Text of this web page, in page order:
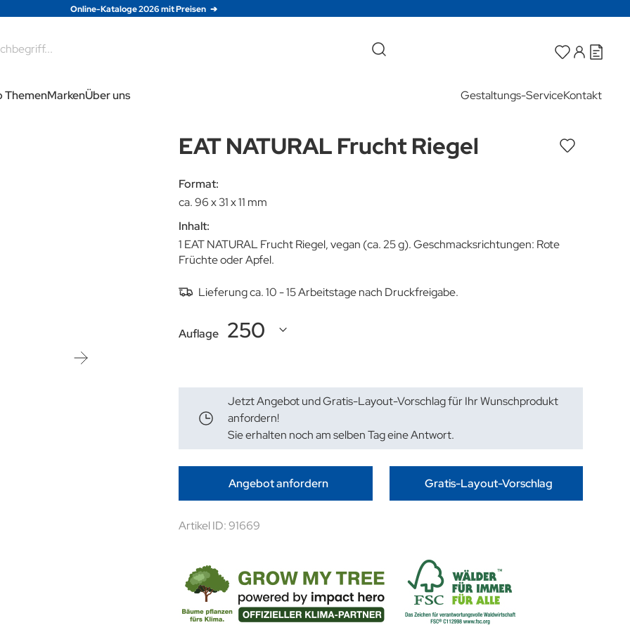
Online-Kataloge 2026 mit Preisen
ThemenMarkenÜber uns Gestaltungs-ServiceKontakt
EAT NATURAL Frucht Riegel
Format:
ca. 96 x 31 x 11 mm
Inhalt:
1 EAT NATURAL Frucht Riegel, vegan (ca. 25 g). Geschmacksrichtungen: Rote
Früchte oder Apfel.
Lieferung ca. 10 - 15 Arbeitstage nach Druckfreigabe.
Auflage
Jetzt Angebot und Gratis-Layout-Vorschlag für Ihr Wunschprodukt
anfordern!
Sie erhalten noch am selben Tag eine Antwort.
Angebot anfordern Gratis-Layout-Vorschlag
Artikel ID: 91669